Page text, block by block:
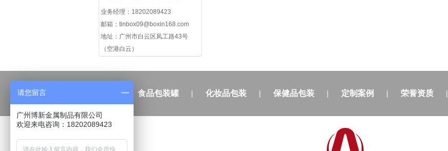
业务经理：18202089423
邮箱： tinbox09@boxin168.com
地址： 广州市白云区凤工路43号
（空港白云）
| 食品包装罐 | 化妆品包装 | 保健品包装 | 定制案例 | 荣誉资质 |
请您留言
广州博新金属制品有限公司
欢迎来电咨询：18202089423